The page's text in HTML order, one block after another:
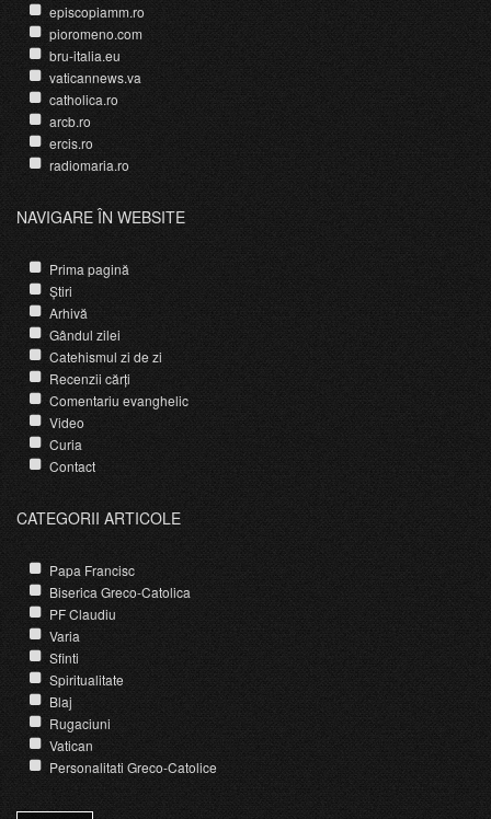
episcopiamm.ro
pioromeno.com
bru-italia.eu
vaticannews.va
catholica.ro
arcb.ro
ercis.ro
radiomaria.ro
NAVIGARE ÎN WEBSITE
Prima pagină
Știri
Arhivă
Gândul zilei
Catehismul zi de zi
Recenzii cărți
Comentariu evanghelic
Video
Curia
Contact
CATEGORII ARTICOLE
Papa Francisc
Biserica Greco-Catolica
PF Claudiu
Varia
Sfinti
Spiritualitate
Blaj
Rugaciuni
Vatican
Personalitati Greco-Catolice